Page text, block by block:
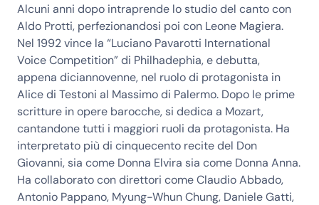
Alcuni anni dopo intraprende lo studio del canto con
Aldo Protti, perfezionandosi poi con Leone Magiera.
Nel 1992 vince la “Luciano Pavarotti International
Voice Competition” di Philhadephia, e debutta,
appena diciannovenne, nel ruolo di protagonista in
Alice di Testoni al Massimo di Palermo. Dopo le prime
scritture in opere barocche, si dedica a Mozart,
cantandone tutti i maggiori ruoli da protagonista. Ha
interpretato più di cinquecento recite del Don
Giovanni, sia come Donna Elvira sia come Donna Anna.
Ha collaborato con direttori come Claudio Abbado,
Antonio Pappano, Myung-Whun Chung, Daniele Gatti,